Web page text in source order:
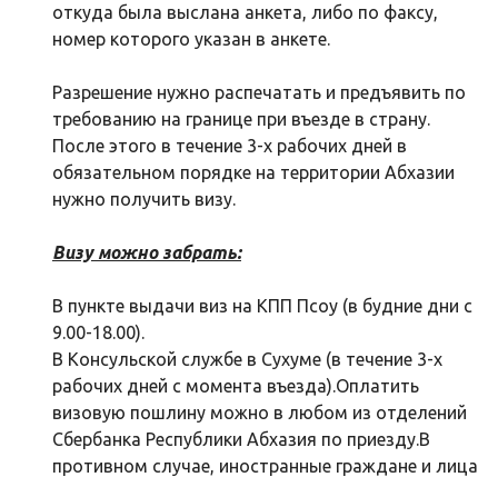
откуда была выслана анкета, либо по факсу,
номер которого указан в анкете.
Разрешение нужно распечатать и предъявить по
требованию на границе при въезде в страну.
После этого в течение 3-х рабочих дней в
обязательном порядке на территории Абхазии
нужно получить визу.
Визу можно забрать:
В пункте выдачи виз на КПП Псоу (в будние дни с
9.00-18.00).
В Консульской службе в Сухуме (в течение 3-х
рабочих дней с момента въезда).Оплатить
визовую пошлину можно в любом из отделений
Сбербанка Республики Абхазия по приезду.В
противном случае, иностранные граждане и лица